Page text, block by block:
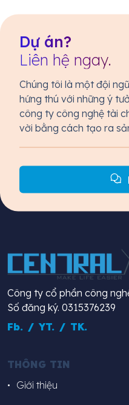
Dự án?
Liên hệ ngay.
Chúng tôi là một đội
hứng thú với những ý
công ty công nghệ tài
vời bằng cách tạo ra
Công ty cổ phần công
Số đăng ký. 0315376239
Fb. / YT. / TK.
THÔNG TIN
Giới thiệu